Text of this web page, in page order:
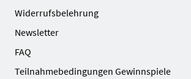
Widerrufsbelehrung
Newsletter
FAQ
Teilnahmebedingungen Gewinnspiele